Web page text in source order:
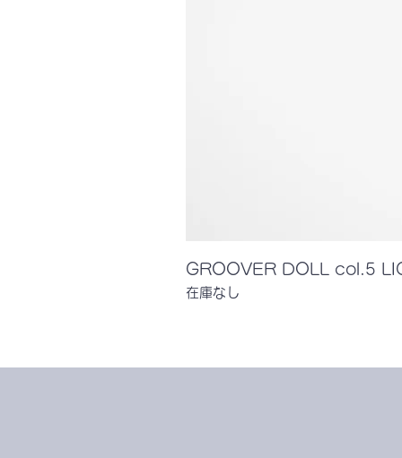
GROOVER DOLL col.5
在庫なし